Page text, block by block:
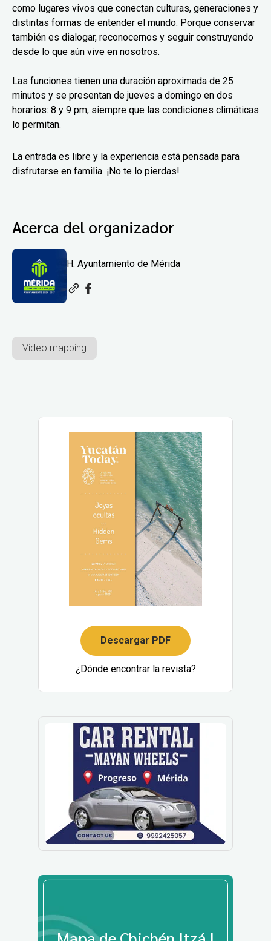
como lugares vivos que conectan culturas, generaciones y
distintas formas de entender el mundo. Porque conservar
también es dialogar, reconocernos y seguir construyendo
desde lo que aún vive en nosotros.
Las funciones tienen una duración aproximada de 25
minutos y se presentan de jueves a domingo en dos
horarios: 8 y 9 pm, siempre que las condiciones climáticas
lo permitan.
La entrada es libre y la experiencia está pensada para
disfrutarse en familia. ¡No te lo pierdas!
Acerca del organizador
H. Ayuntamiento de Mérida
Video mapping
Descargar PDF
¿Dónde encontrar la revista?